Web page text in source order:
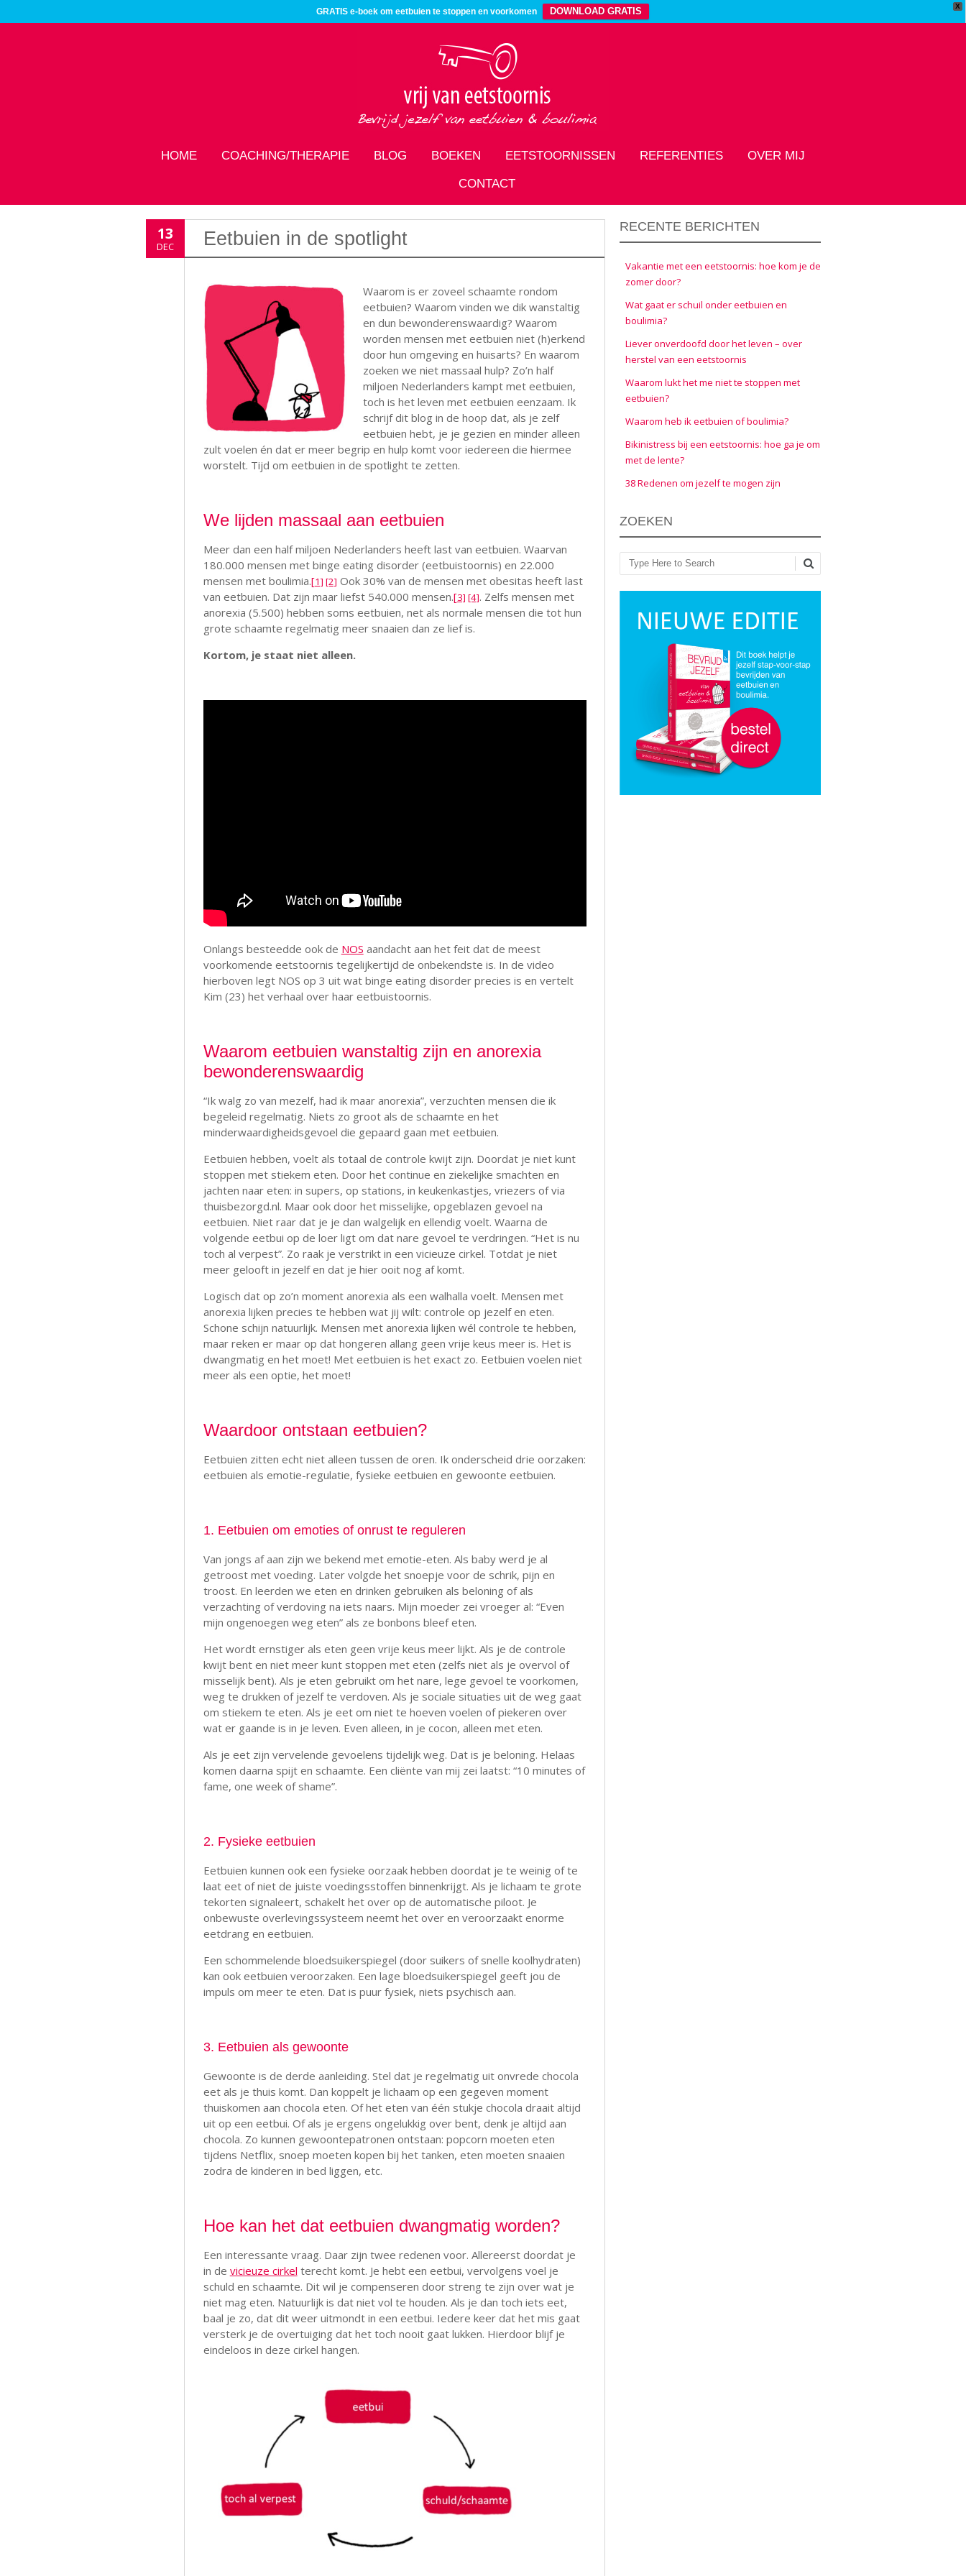
X
GRATIS e-boek om eetbuien te stoppen en voorkomen DOWNLOAD GRATIS
HOME COACHING/THERAPIE BLOG BOEKEN EETSTOORNISSEN REFERENTIES OVER MIJ
CONTACT
13
DEC Eetbuien in de spotlight
Waarom is er zoveel schaamte rondom
eetbuien? Waarom vinden we dik wanstaltig
en dun bewonderenswaardig? Waarom
worden mensen met eetbuien niet (h)erkend
door hun omgeving en huisarts? En waarom
zoeken we niet massaal hulp? Zo’n half
miljoen Nederlanders kampt met eetbuien,
toch is het leven met eetbuien eenzaam. Ik
schrijf dit blog in de hoop dat, als je zelf
eetbuien hebt, je je gezien en minder alleen
zult voelen én dat er meer begrip en hulp komt voor iedereen die hiermee
worstelt. Tijd om eetbuien in de spotlight te zetten.
We lijden massaal aan eetbuien
Meer dan een half miljoen Nederlanders heeft last van eetbuien. Waarvan
180.000 mensen met binge eating disorder (eetbuistoornis) en 22.000
mensen met boulimia.[1] [2] Ook 30% van de mensen met obesitas heeft last
van eetbuien. Dat zijn maar liefst 540.000 mensen.[3] [4]. Zelfs mensen met
anorexia (5.500) hebben soms eetbuien, net als normale mensen die tot hun
grote schaamte regelmatig meer snaaien dan ze lief is.
Kortom, je staat niet alleen.
Onlangs besteedde ook de NOS aandacht aan het feit dat de meest
voorkomende eetstoornis tegelijkertijd de onbekendste is. In de video
hierboven legt NOS op 3 uit wat binge eating disorder precies is en vertelt
Kim (23) het verhaal over haar eetbuistoornis.
Waarom eetbuien wanstaltig zijn en anorexia
bewonderenswaardig
“Ik walg zo van mezelf, had ik maar anorexia”, verzuchten mensen die ik
begeleid regelmatig. Niets zo groot als de schaamte en het
minderwaardigheidsgevoel die gepaard gaan met eetbuien.
Eetbuien hebben, voelt als totaal de controle kwijt zijn. Doordat je niet kunt
stoppen met stiekem eten. Door het continue en ziekelijke smachten en
jachten naar eten: in supers, op stations, in keukenkastjes, vriezers of via
thuisbezorgd.nl. Maar ook door het misselijke, opgeblazen gevoel na
eetbuien. Niet raar dat je je dan walgelijk en ellendig voelt. Waarna de
volgende eetbui op de loer ligt om dat nare gevoel te verdringen. “Het is nu
toch al verpest”. Zo raak je verstrikt in een vicieuze cirkel. Totdat je niet
meer gelooft in jezelf en dat je hier ooit nog af komt.
Logisch dat op zo’n moment anorexia als een walhalla voelt. Mensen met
anorexia lijken precies te hebben wat jij wilt: controle op jezelf en eten.
Schone schijn natuurlijk. Mensen met anorexia lijken wél controle te hebben,
maar reken er maar op dat hongeren allang geen vrije keus meer is. Het is
dwangmatig en het moet! Met eetbuien is het exact zo. Eetbuien voelen niet
meer als een optie, het moet!
Waardoor ontstaan eetbuien?
Eetbuien zitten echt niet alleen tussen de oren. Ik onderscheid drie oorzaken:
eetbuien als emotie-regulatie, fysieke eetbuien en gewoonte eetbuien.
1. Eetbuien om emoties of onrust te reguleren
Van jongs af aan zijn we bekend met emotie-eten. Als baby werd je al
getroost met voeding. Later volgde het snoepje voor de schrik, pijn en
troost. En leerden we eten en drinken gebruiken als beloning of als
verzachting of verdoving na iets naars. Mijn moeder zei vroeger al: “Even
mijn ongenoegen weg eten” als ze bonbons bleef eten.
Het wordt ernstiger als eten geen vrije keus meer lijkt. Als je de controle
kwijt bent en niet meer kunt stoppen met eten (zelfs niet als je overvol of
misselijk bent). Als je eten gebruikt om het nare, lege gevoel te voorkomen,
weg te drukken of jezelf te verdoven. Als je sociale situaties uit de weg gaat
om stiekem te eten. Als je eet om niet te hoeven voelen of piekeren over
wat er gaande is in je leven. Even alleen, in je cocon, alleen met eten.
Als je eet zijn vervelende gevoelens tijdelijk weg. Dat is je beloning. Helaas
komen daarna spijt en schaamte. Een cliënte van mij zei laatst: “10 minutes of
fame, one week of shame”.
2. Fysieke eetbuien
Eetbuien kunnen ook een fysieke oorzaak hebben doordat je te weinig of te
laat eet of niet de juiste voedingsstoffen binnenkrijgt. Als je lichaam te grote
tekorten signaleert, schakelt het over op de automatische piloot. Je
onbewuste overlevingssysteem neemt het over en veroorzaakt enorme
eetdrang en eetbuien.
Een schommelende bloedsuikerspiegel (door suikers of snelle koolhydraten)
kan ook eetbuien veroorzaken. Een lage bloedsuikerspiegel geeft jou de
impuls om meer te eten. Dat is puur fysiek, niets psychisch aan.
3. Eetbuien als gewoonte
Gewoonte is de derde aanleiding. Stel dat je regelmatig uit onvrede chocola
eet als je thuis komt. Dan koppelt je lichaam op een gegeven moment
thuiskomen aan chocola eten. Of het eten van één stukje chocola draait altijd
uit op een eetbui. Of als je ergens ongelukkig over bent, denk je altijd aan
chocola. Zo kunnen gewoontepatronen ontstaan: popcorn moeten eten
tijdens Netflix, snoep moeten kopen bij het tanken, eten moeten snaaien
zodra de kinderen in bed liggen, etc.
Hoe kan het dat eetbuien dwangmatig worden?
Een interessante vraag. Daar zijn twee redenen voor. Allereerst doordat je
in de vicieuze cirkel terecht komt. Je hebt een eetbui, vervolgens voel je
schuld en schaamte. Dit wil je compenseren door streng te zijn over wat je
niet mag eten. Natuurlijk is dat niet vol te houden. Als je dan toch iets eet,
baal je zo, dat dit weer uitmondt in een eetbui. Iedere keer dat het mis gaat
versterk je de overtuiging dat het toch nooit gaat lukken. Hierdoor blijf je
eindeloos in deze cirkel hangen.
RECENTE BERICHTEN
Vakantie met een eetstoornis: hoe kom je de
zomer door?
Wat gaat er schuil onder eetbuien en
boulimia?
Liever onverdoofd door het leven – over
herstel van een eetstoornis
Waarom lukt het me niet te stoppen met
eetbuien?
Waarom heb ik eetbuien of boulimia?
Bikinistress bij een eetstoornis: hoe ga je om
met de lente?
38 Redenen om jezelf te mogen zijn
ZOEKEN
Zoeken